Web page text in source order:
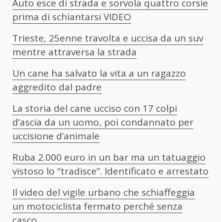
Auto esce di strada e sorvola quattro corsie
prima di schiantarsi VIDEO
Trieste, 25enne travolta e uccisa da un suv
mentre attraversa la strada
Un cane ha salvato la vita a un ragazzo
aggredito dal padre
La storia del cane ucciso con 17 colpi
d’ascia da un uomo, poi condannato per
uccisione d’animale
Ruba 2.000 euro in un bar ma un tatuaggio
vistoso lo “tradisce”. Identificato e arrestato
Il video del vigile urbano che schiaffeggia
un motociclista fermato perché senza